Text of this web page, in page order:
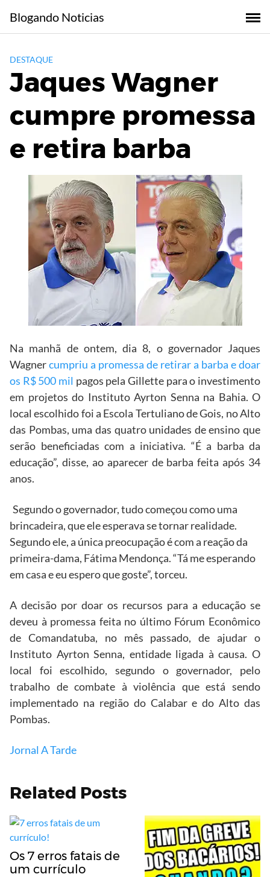
content
Blogando Noticias
DESTAQUE
Jaques Wagner
cumpre promessa
e retira barba
Na manhã de ontem, dia 8, o governador Jaques
Wagnercumpriu a promessa de retirar a barba e doar
os R$ 500 mil pagos pela Gillette para o investimento
em projetos do Instituto Ayrton Senna na Bahia. O
local escolhido foi a Escola Tertuliano de Gois, no Alto
das Pombas, uma das quatro unidades de ensino que
serão beneficiadas com a iniciativa. “É a barba da
educação”, disse, ao aparecer de barba feita após 34
anos.
Segundo o governador, tudo começou como uma
brincadeira, que ele esperava se tornar realidade.
Segundo ele, a única preocupação é com a reação da
primeira-dama, Fátima Mendonça. “Tá me esperando
em casa e eu espero que goste”, torceu.
A decisão por doar os recursos para a educação se
deveu à promessa feita no último Fórum Econômico
de Comandatuba, no mês passado, de ajudar o
Instituto Ayrton Senna, entidade ligada à causa. O
local foi escolhido, segundo o governador, pelo
trabalho de combate à violência que está sendo
implementado na região do Calabar e do Alto das
Pombas.
Jornal A Tarde
Related Posts
Os 7 erros fatais de
um currículo